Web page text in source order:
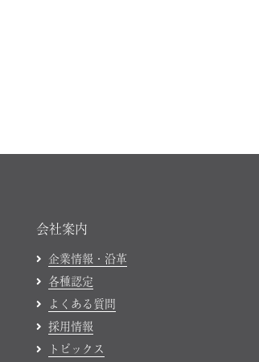
会社案内
企業情報・沿革
各種認定
よくある質問
採用情報
トピックス